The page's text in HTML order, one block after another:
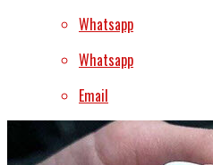
Whatsapp
Whatsapp
Email